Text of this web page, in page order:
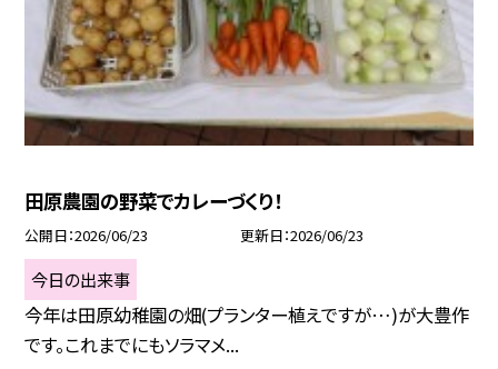
田原農園の野菜でカレーづくり！
公開日 2026/06/23 更新日 2026/06/23
今日の出来事
今年は田原幼稚園の畑(プランター植えですが…)が大豊作
です。これまでにもソラマメ...